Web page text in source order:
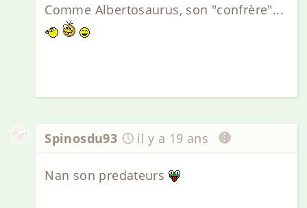
Comme Albertosaurus, son "confrère"...
Spinosdu93 il y a 19 ans
Nan son predateurs